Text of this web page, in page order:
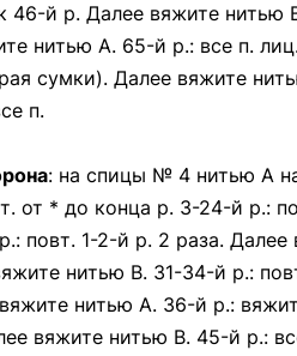
46-й р. Далее вяжите
нитью А. 65-й р.: все п.
сумки). Далее вяжите
п.
: на спицы № 4 нитью А
от * до конца р. 3-24-й р.:
повт. 1-2-й р. 2 раза.
нитью В. 31-34-й р.:
нитью А. 36-й р.:
вяжите нитью В. 45-й р.: